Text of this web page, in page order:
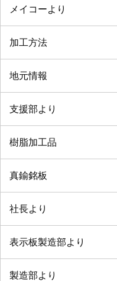
メイコーより
加工方法
地元情報
支援部より
樹脂加工品
真鍮銘板
社長より
表示板製造部より
製造部より